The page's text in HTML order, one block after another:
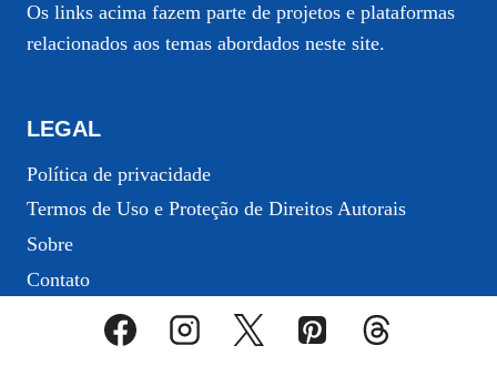
Os links acima fazem parte de projetos e plataformas
relacionados aos temas abordados neste site.
LEGAL
Política de privacidade
Termos de Uso e Proteção de Direitos Autorais
Sobre
Contato